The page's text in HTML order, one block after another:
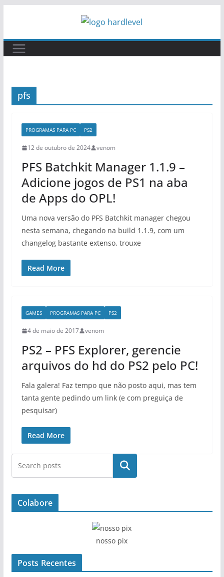
o
conteúdo
pfs
PROGRAMAS PARA PC PS2
12 de outubro de 2024 venom
PFS Batchkit Manager 1.1.9 –
Adicione jogos de PS1 na aba
de Apps do OPL!
Uma nova versão do PFS Batchkit manager chegou
nesta semana, chegando na build 1.1.9, com um
changelog bastante extenso, trouxe
Read More
GAMES PROGRAMAS PARA PC PS2
4 de maio de 2017 venom
PS2 – PFS Explorer, gerencie
arquivos do hd do PS2 pelo PC!
Fala galera! Faz tempo que não posto aqui, mas tem
tanta gente pedindo um link (e com preguiça de
pesquisar)
Read More
Pesquisar
Colabore
nosso pix
Posts Recentes